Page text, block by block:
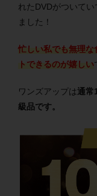
れたDVDがついて
ました！
忙しい私でも無理な
トできるのが嬉しい
ワンズアップは通常
級品です。